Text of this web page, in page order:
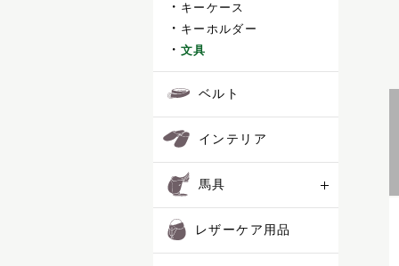
キーケース
キーホルダー
文具
ベルト
インテリア
馬具
レザーケア用品